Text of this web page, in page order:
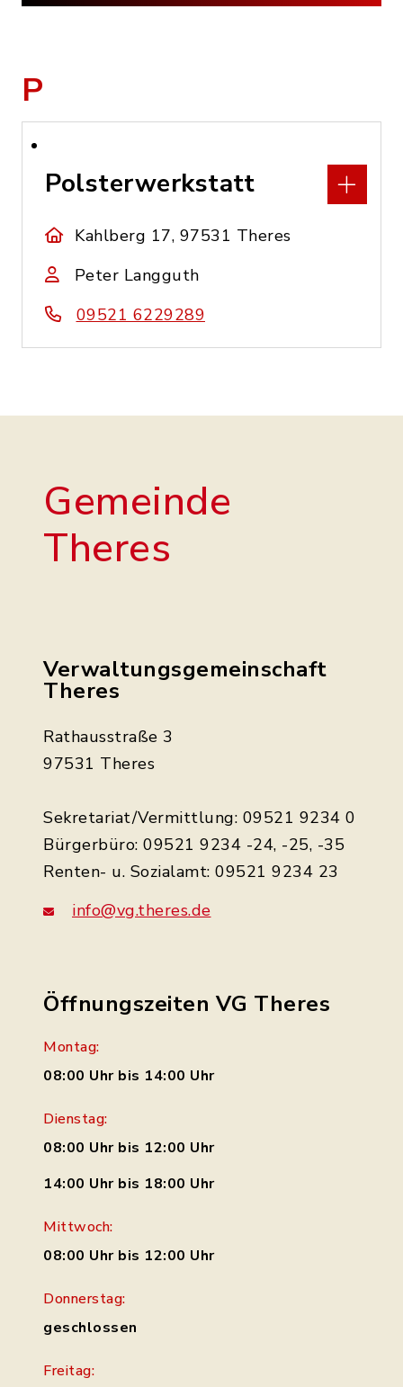
P
Polsterwerkstatt
Kahlberg 17, 97531 Theres
Peter Langguth
09521 6229289
Gemeinde
Theres
Verwaltungsgemeinschaft
Theres
Rathausstraße 3
97531 Theres
Sekretariat/Vermittlung: 09521 9234 0
Bürgerbüro: 09521 9234 -24, -25, -35
Renten- u. Sozialamt: 09521 9234 23
info@vg.theres.de
Öffnungszeiten VG Theres
Montag:
08:00 Uhr bis 14:00 Uhr
Dienstag:
08:00 Uhr bis 12:00 Uhr
14:00 Uhr bis 18:00 Uhr
Mittwoch:
08:00 Uhr bis 12:00 Uhr
Donnerstag:
geschlossen
Freitag: